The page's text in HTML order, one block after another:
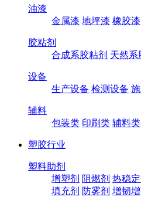
油漆
金属漆 地坪漆 橡胶漆
胶粘剂
合成系胶粘剂 天然系
设备
生产设备 检测设备
辅料
包装类 印刷类 辅料类
塑胶行业
塑料助剂
增塑剂 阻燃剂 热稳定
填充剂 防雾剂 增韧增